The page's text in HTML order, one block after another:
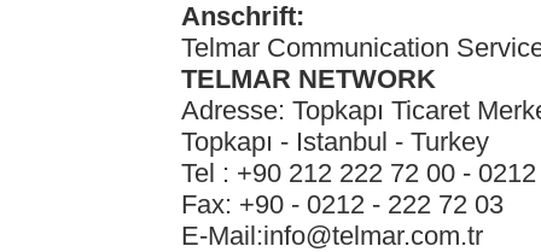
Anschrift:
Telmar Communication
TELMAR NETWORK
Adresse: Topkapı Ticaret
Topkapı - Istanbul - Turkey
Tel : +90 212 222 72 00 -
Fax: +90 - 0212 - 222 72 03
E-Mail:info@telmar.com.tr